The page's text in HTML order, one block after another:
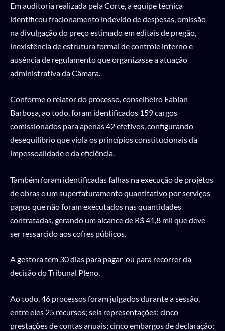
Em auditoria realizada pela Corte, a equipe técnica
identificou fracionamento indevido de despesas, omissão
na divulgação do preço estimado em editais de pregão,
inexistência de estrutura formal de controle interno e
ausência de regulamento que organizasse a atuação
administrativa da Câmara.
Conforme o relator do processo, conselheiro Fabian
Barbosa, ao todo, foram identificados 159 cargos
comissionados para apenas 42 efetivos, configurando
desequilíbrio que viola os princípios constitucionais da
impessoalidade e da eficiência.
Também foram identificadas falhas na execução de projetos
de obras e um superfaturamento quantitativo por serviços
pagos que não foram executados nas quantidades
contratadas, gerando um alcance de R$ 41,8 mil que deve
ser ressarcido aos cofres públicos.
A gestora tem 30 dias para pagar ou para recorrer da
decisão do Tribunal Pleno.
Ao todo, 46 processos foram julgados durante a sessão,
entre eles 25 recursos; seis representações; cinco
prestações de contas anuais; cinco embargos de declaração;